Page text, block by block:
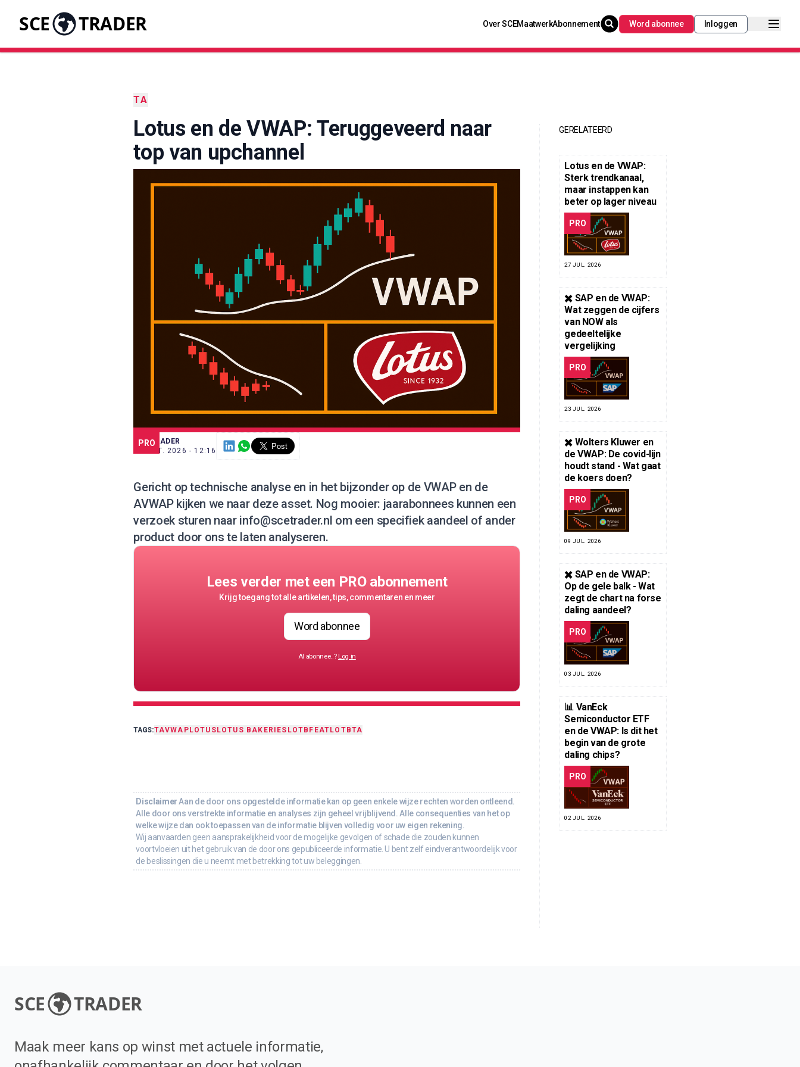
SCE TRADER Over SCEMaatwerkAbonnement Word abonnee Inloggen
TA
Lotus en de VWAP: Teruggeveerd naar
top van upchannel
PRO
SCE TRADER
16 MRT. 2026 - 12:16
Gericht op technische analyse en in het bijzonder op de VWAP en de
AVWAP kijken we naar deze asset. Nog mooier: jaarabonnees kunnen een
verzoek sturen naar info@scetrader.nl om een specifiek aandeel of ander
product door ons te laten analyseren.
Lees verder met een PRO abonnement
Krijg toegang tot alle artikelen, tips, commentaren en meer
Word abonnee
Al abonnee..? Log in
TAGS:TAVWAPLOTUSLOTUS BAKERIES LOTB FEATLOTBTA
Disclaimer Aan de door ons opgestelde informatie kan op geen enkele wijze rechten worden ontleend.
Alle door ons verstrekte informatie en analyses zijn geheel vrijblijvend. Alle consequenties van het op
welke wijze dan ook toepassen van de informatie blijven volledig voor uw eigen rekening.
Wij aanvaarden geen aansprakelijkheid voor de mogelijke gevolgen of schade die zouden kunnen
voortvloeien uit het gebruik van de door ons gepubliceerde informatie. U bent zelf eindverantwoordelijk voor
de beslissingen die u neemt met betrekking tot uw beleggingen.
GERELATEERD
Lotus en de VWAP:
Sterk trendkanaal,
maar instappen kan
beter op lager niveau
PRO
27 JUL. 2026
✖️ SAP en de VWAP:
Wat zeggen de cijfers
van NOW als
gedeeltelijke
vergelijking
PRO
23 JUL. 2026
✖️ Wolters Kluwer en
de VWAP: De covid-lijn
houdt stand - Wat gaat
de koers doen?
PRO
09 JUL. 2026
✖️ SAP en de VWAP:
Op de gele balk - Wat
zegt de chart na forse
daling aandeel?
PRO
03 JUL. 2026
📊 VanEck
Semiconductor ETF
en de VWAP: Is dit het
begin van de grote
daling chips?
PRO
02 JUL. 2026
SCE TRADER
Maak meer kans op winst met actuele informatie,